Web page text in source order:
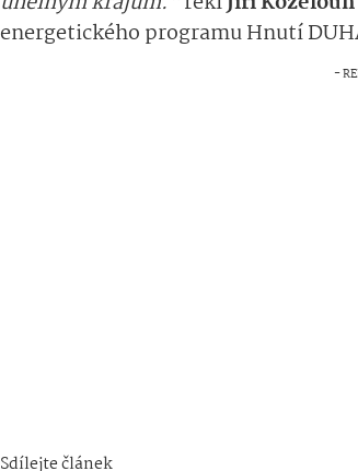
energetického programu Hnutí
Sdílejte článek